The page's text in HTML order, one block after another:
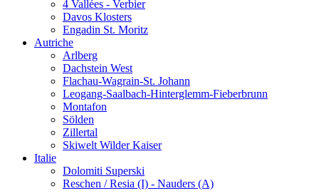
4 Vallées - Verbier
Davos Klosters
Engadin St. Moritz
Autriche
Arlberg
Dachstein West
Flachau-Wagrain-St. Johann
Leogang-Saalbach-Hinterglemm-Fieberbrunn
Montafon
Sölden
Zillertal
Skiwelt Wilder Kaiser
Italie
Dolomiti Superski
Reschen / Resia (I) - Nauders (A)